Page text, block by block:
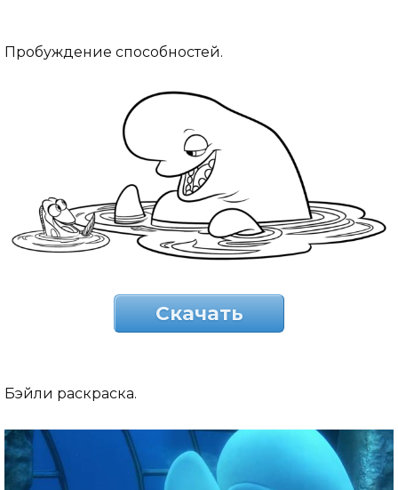
Пробуждение способностей.
Скачать
Бэйли раскраска.